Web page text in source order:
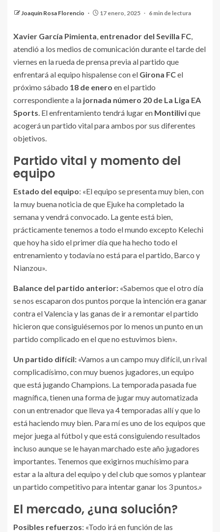
Joaquín Rosa Florencio 17 enero, 2025 6 min de lectura
de liga frente al Girona FC. | Fuente: YT(@SevillaFC)
Xavier García Pimienta, entrenador del Sevilla FC,
atendió a los medios de comunicación durante el tarde del
viernes en la rueda de prensa previa al partido que
enfrentará al equipo hispalense con el Girona FCel
próximo sábado 18 de enero en el partido
correspondiente a la jornada número 20 de La Liga EA
Sports. El enfrentamiento tendrá lugar en Montilivique
acogerá un partido vital para ambos por sus diferentes
objetivos.
Partido vital y momento del
equipo
Estado del equipo: «El equipo se presenta muy bien, con
la muy buena noticia de que Ejuke ha completado la
semana y vendrá convocado. La gente está bien,
prácticamente tenemos a todo el mundo excepto Kelechi
que hoy ha sido el primer día que ha hecho todo el
entrenamiento y todavía no está para el partido, Barco y
Nianzou».
Balance del partido anterior: «Sabemos que el otro día
se nos escaparon dos puntos porque la intención era ganar
contra el Valencia y las ganas de ir a remontar el partido
hicieron que consiguiésemos por lo menos un punto en un
partido complicado en el que no estuvimos bien».
Un partido difícil: «Vamos a un campo muy difícil, un rival
complicadísimo, con muy buenos jugadores, un equipo
que está jugando Champions. La temporada pasada fue
magnífica, tienen una forma de jugar muy automatizada
con un entrenador que lleva ya 4 temporadas allí y que lo
está haciendo muy bien. Para mí es uno de los equipos que
mejor juega al fútbol y que está consiguiendo resultados
incluso aunque se le hayan marchado este año jugadores
importantes. Tenemos que exigirnos muchísimo para
estar a la altura del equipo y del club que somos y plantear
un partido competitivo para intentar ganar los 3 puntos.»
El mercado, ¿una solución?
Posibles refuerzos: «Todo irá en función de las